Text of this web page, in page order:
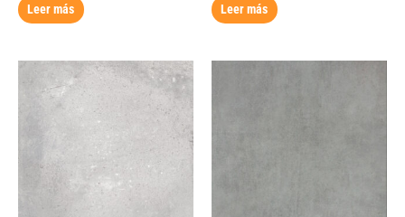
Leer más Leer más